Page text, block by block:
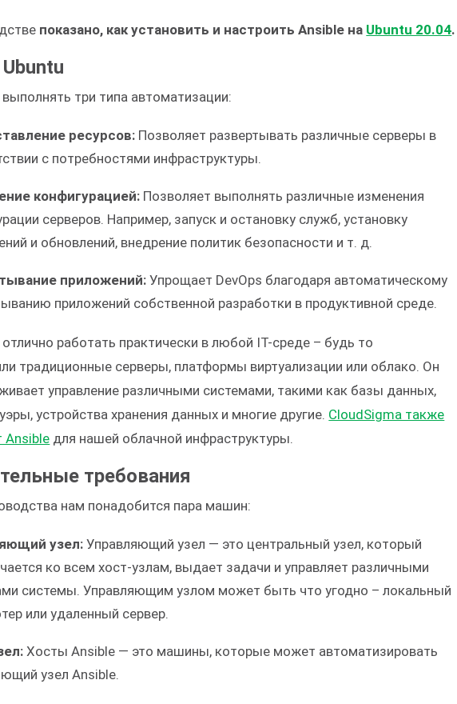
показано, как установить и настроить Ansible на Ubuntu 20.04.
три типа автоматизации:
ресурсов: Позволяет развертывать различные серверы в
с потребностями инфраструктуры.
конфигурацией: Позволяет выполнять различные изменения
серверов. Например, запуск и остановку служб, установку
и обновлений, внедрение политик безопасности и т. д.
приложений:Упрощает DevOps благодаря автоматическому
приложений собственной разработки в продуктивной среде.
работать практически в любой IT-среде – будь то
традиционные серверы, платформы виртуализации или облако. Он
управление различными системами, такими как базы данных,
устройства хранения данных и многие другие. CloudSigma также
Ansible для нашей облачной инфраструктуры.
требования
нам понадобится пара машин:
узел:Управляющий узел — это центральный узел, который
ко всем хост-узлам, выдает задачи и управляет различными
системы. Управляющим узлом может быть что угодно – локальный
или удаленный сервер.
Хосты Ansible — это машины, которые может автоматизировать
узел Ansible.